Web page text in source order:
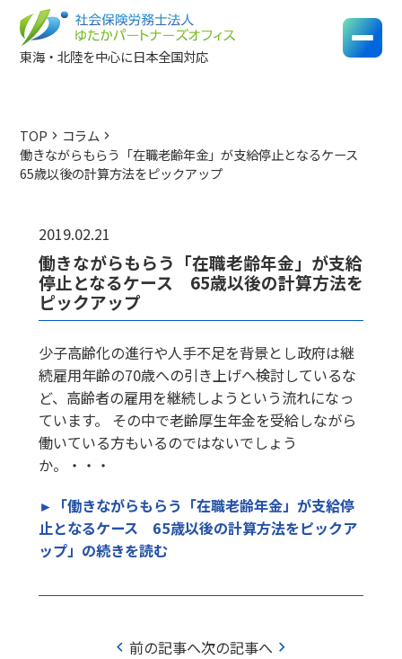
東海・北陸を中心に日本全国対応
TOP chevron_right コラム chevron_right
働きながらもらう「在職老齢年金」が支給停止となるケース
65歳以後の計算方法をピックアップ
2019.02.21
働きながらもらう「在職老齢年金」が支給
停止となるケース 65歳以後の計算方法を
ピックアップ
少子高齢化の進行や人手不足を背景とし政府は継
続雇用年齢の70歳への引き上げへ検討しているな
ど、高齢者の雇用を継続しようという流れになっ
ています。 その中で老齢厚生年金を受給しながら
働いている方もいるのではないでしょう
か。・・・
►「働きながらもらう「在職老齢年金」が支給停
止となるケース 65歳以後の計算方法をピックア
ップ」の続きを読む
chevron_left 前の記事へ次の記事へ chevron_right